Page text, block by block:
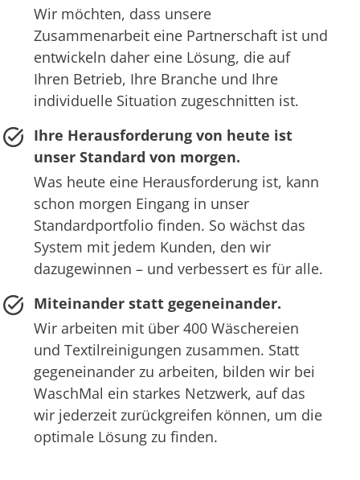
Wir möchten, dass unsere
Zusammenarbeit eine Partnerschaft ist und
entwickeln daher eine Lösung, die auf
Ihren Betrieb, Ihre Branche und Ihre
individuelle Situation zugeschnitten ist.
Ihre Herausforderung von heute ist
unser Standard von morgen.
Was heute eine Herausforderung ist, kann
schon morgen Eingang in unser
Standardportfolio finden. So wächst das
System mit jedem Kunden, den wir
dazugewinnen – und verbessert es für alle.
Miteinander statt gegeneinander.
Wir arbeiten mit über 400 Wäschereien
und Textilreinigungen zusammen. Statt
gegeneinander zu arbeiten, bilden wir bei
WaschMal ein starkes Netzwerk, auf das
wir jederzeit zurückgreifen können, um die
optimale Lösung zu finden.